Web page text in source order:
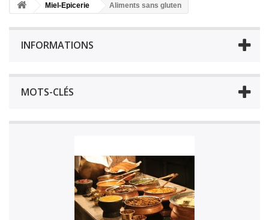
Miel-Epicerie Aliments sans gluten
INFORMATIONS
MOTS-CLÉS